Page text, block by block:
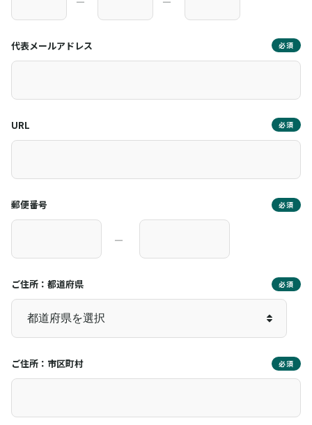
代表メールアドレス 必須
URL 必須
郵便番号 必須
―
ご住所：都道府県 必須
ご住所：市区町村 必須